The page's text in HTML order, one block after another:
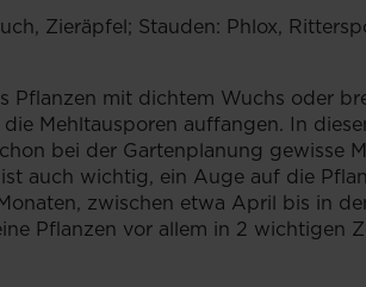
Zieräpfel; Stauden: Phlox,
Pflanzen mit dichtem Wuchs oder
Mehltausporen auffangen. In
bei der Gartenplanung gewisse
auch wichtig, ein Auge auf die
zwischen etwa April bis in
Pflanzen vor allem in 2 wichtigen